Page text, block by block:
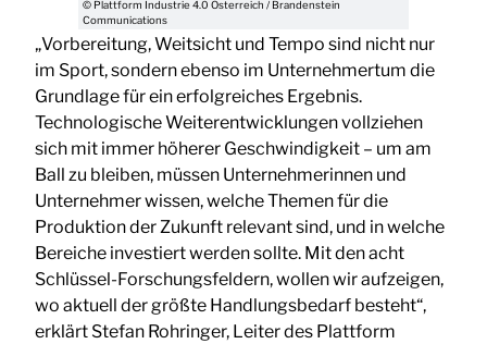
© Plattform Industrie 4.0 Österreich / Brandenstein
Communications
„Vorbereitung, Weitsicht und Tempo sind nicht nur
im Sport, sondern ebenso im Unternehmertum die
Grundlage für ein erfolgreiches Ergebnis.
Technologische Weiterentwicklungen vollziehen
sich mit immer höherer Geschwindigkeit – um am
Ball zu bleiben, müssen Unternehmerinnen und
Unternehmer wissen, welche Themen für die
Produktion der Zukunft relevant sind, und in welche
Bereiche investiert werden sollte. Mit den acht
Schlüssel-Forschungsfeldern, wollen wir aufzeigen,
wo aktuell der größte Handlungsbedarf besteht“,
erklärt Stefan Rohringer, Leiter des Plattform